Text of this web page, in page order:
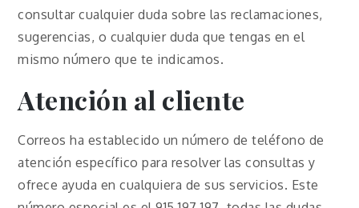
consultar cualquier duda sobre las reclamaciones,
sugerencias, o cualquier duda que tengas en el
mismo número que te indicamos.
Atención al cliente
Correos ha establecido un número de teléfono de
atención específico para resolver las consultas y
ofrece ayuda en cualquiera de sus servicios. Este